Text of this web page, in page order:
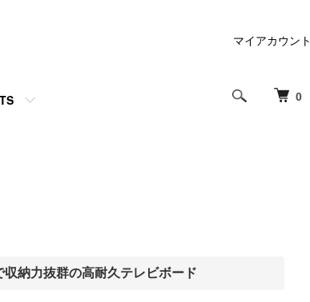
0
マイアカウント
納力抜群の高耐久テレビボード